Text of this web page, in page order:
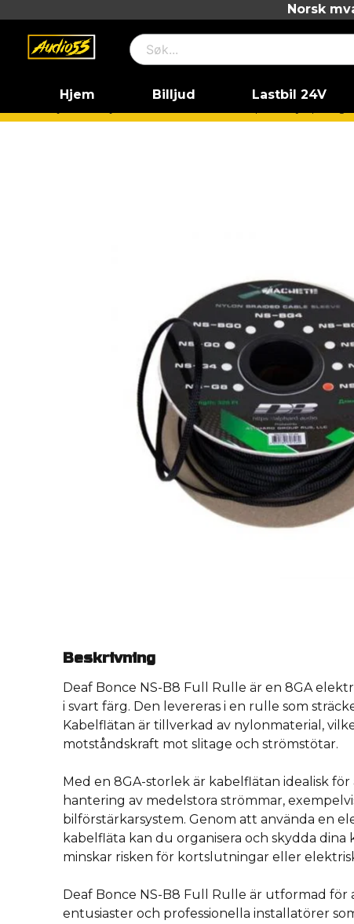
Norsk
Hjem Billjud Lastbil 24V
Beskrivning
Deaf Bonce NS-B8 Full Rulle är en 8GA
i svart färg. Den levereras i en rulle som
Kabelflätan är tillverkad av nylonmaterial,
motståndskraft mot slitage och strömstötar.
Med en 8GA-storlek är kabelflätan idealisk
hantering av medelstora strömmar,
bilförstärkarsystem. Genom att använda en
kabelfläta kan du organisera och skydda dina
minskar risken för kortslutningar eller
Deaf Bonce NS-B8 Full Rulle är utformad för
entusiaster och professionella installatörer